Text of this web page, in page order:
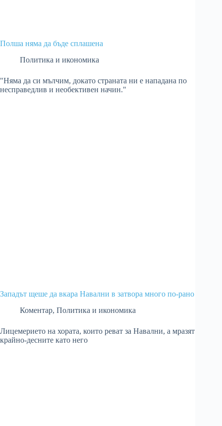
Полша няма да бъде сплашена
Политика и икономика
"Няма да си мълчим, докато страната ни е нападана по
несправедлив и необективен начин."
Западът щеше да вкара Навални в затвора много по-рано
Коментар, Политика и икономика
Лицемерието на хората, които реват за Навални, а мразят
крайно-десните като него